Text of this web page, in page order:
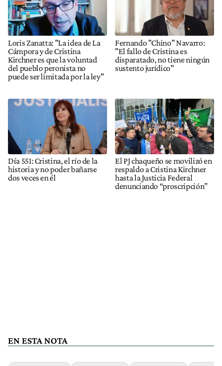
Loris Zanatta: "La idea de La
Cámpora y de Cristina
Kirchner es que la voluntad
del pueblo peronista no
puede ser limitada por la ley"
Fernando "Chino" Navarro:
"El fallo de Cristina es
disparatado, no tiene ningún
sustento jurídico"
Día 551: Cristina, el río de la
historia y no poder bañarse
dos veces en él
El PJ chaqueño se movilizó en
respaldo a Cristina Kirchner
hasta la Justicia Federal
denunciando “proscripción”
EN ESTA NOTA